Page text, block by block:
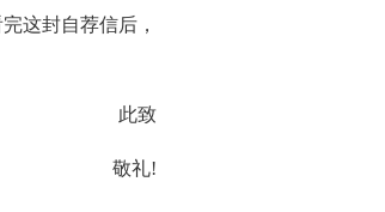
这封自荐信后，
此致
敬礼!